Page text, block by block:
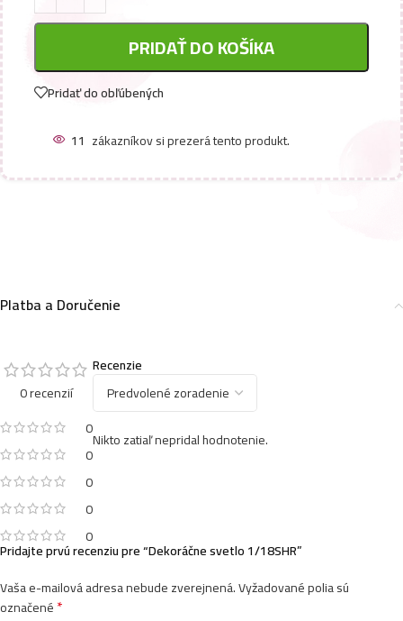
PRIDAŤ DO KOŠÍKA
Pridať do obľúbených
11 zákazníkov si prezerá tento produkt.
Platba a Doručenie
0 recenzií
0
0
0
0
0
Recenzie
Nikto zatiaľ nepridal hodnotenie.
Pridajte prvú recenziu pre “Dekoráčne svetlo 1/18SHR”
Vaša e-mailová adresa nebude zverejnená.Vyžadované polia sú
označené*